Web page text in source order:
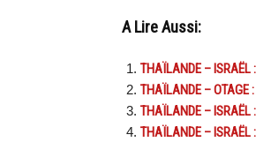
A Lire Aussi:
THAÏLANDE –
THAÏLANDE –
THAÏLANDE –
THAÏLANDE –